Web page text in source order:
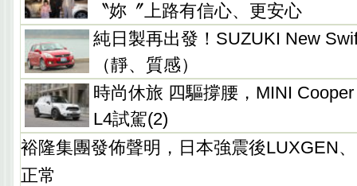
〝妳〞上路有信心、更安心
純日製再出發！SUZUKI New
（靜、質感）
時尚休旅 四驅撐腰，MINI
L4試駕(2)
裕隆集團發佈聲明，日本強震後LUXGEN
正常